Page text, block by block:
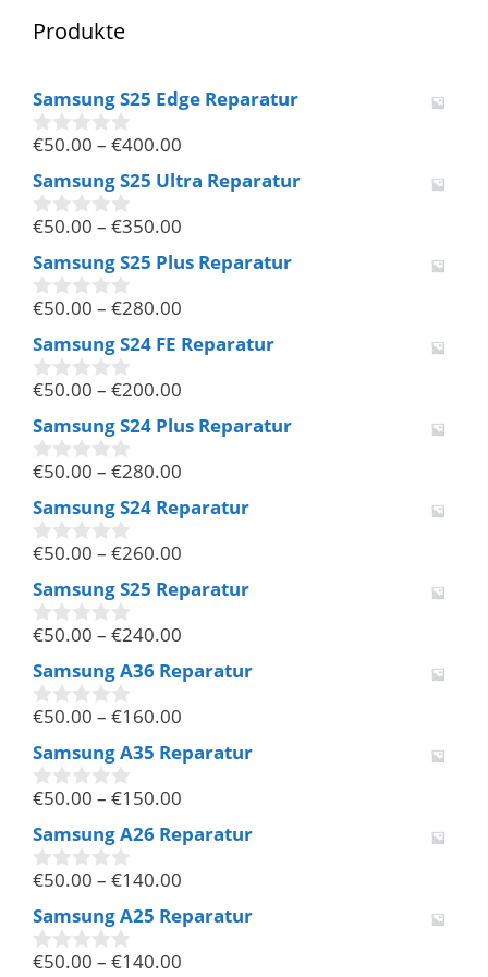
Produkte
Samsung S25 Edge Reparatur
0
o
n
5
€50.00 – €400.00
Samsung S25 Ultra Reparatur
0
o
n
5
€50.00 – €350.00
Samsung S25 Plus Reparatur
0
o
n
5
€50.00 – €280.00
Samsung S24 FE Reparatur
0
o
n
5
€50.00 – €200.00
Samsung S24 Plus Reparatur
0
o
n
5
€50.00 – €280.00
Samsung S24 Reparatur
0
o
n
5
€50.00 – €260.00
Samsung S25 Reparatur
0
o
n
5
€50.00 – €240.00
Samsung A36 Reparatur
0
o
n
5
€50.00 – €160.00
Samsung A35 Reparatur
0
o
n
5
€50.00 – €150.00
Samsung A26 Reparatur
0
o
n
5
€50.00 – €140.00
Samsung A25 Reparatur
0
€50.00 – €140.00